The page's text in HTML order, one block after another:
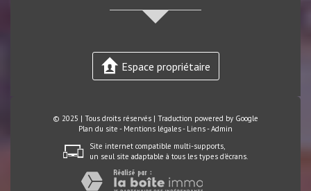
Espace propriétaire
© 2025 | Tous droits réservés | Traduction powered by Google
Plan du site - Mentions légales- Liens-Admin
Site internet compatible multi-supports,
un seul site adaptable à tous les types d'écrans.